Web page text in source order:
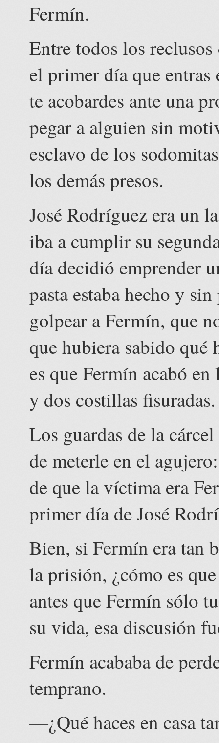
Fermín.
Entre todos los
el primer día que
te acobardes ante una
pegar a alguien sin
esclavo de los
los demás presos.
José Rodríguez era un
iba a cumplir su
día decidió emprender
pasta estaba hecho y
golpear a Fermín, que
que hubiera sabido qué
es que Fermín acabó
y dos costillas fisuradas.
Los guardas de la
de meterle en el
de que la víctima era
primer día de José
Bien, si Fermín era tan
la prisión, ¿cómo es
antes que Fermín sólo
su vida, esa discusión
Fermín acababa de
temprano.
—¿Qué haces en casa